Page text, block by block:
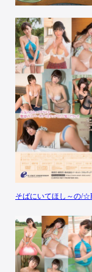
そばにいてほし～の/